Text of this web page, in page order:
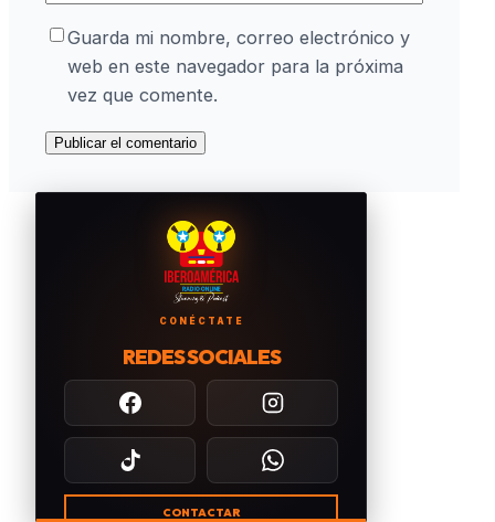
Guarda mi nombre, correo electrónico y
web en este navegador para la próxima
vez que comente.
CONÉCTATE
REDES SOCIALES
CONTACTAR